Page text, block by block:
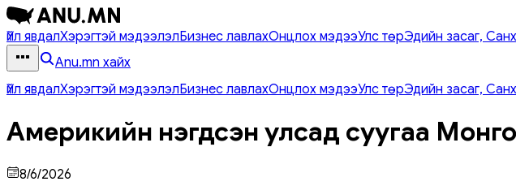
Үйл явдалХэрэгтэй мэдээлэлБизнес лавлахОнцлох мэдээУлс төрЭдийн засаг,
Anu.mn хайх
Үйл явдалХэрэгтэй мэдээлэлБизнес лавлахОнцлох мэдээУлс төрЭдийн засаг,
Америкийн нэгдсэн улсад суугаа
8/6/2026